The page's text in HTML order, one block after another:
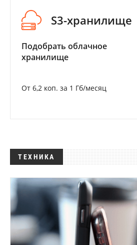
S3-хранилище
Подобрать облачное
хранилище
От 6,2 коп. за 1 Гб/месяц
ТЕХНИКА